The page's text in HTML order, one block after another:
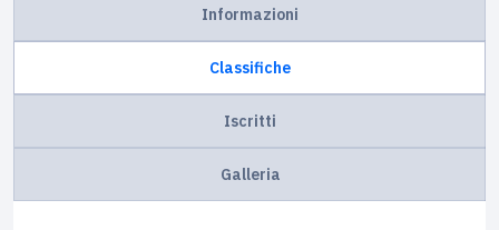
Informazioni
Classifiche
Iscritti
Galleria